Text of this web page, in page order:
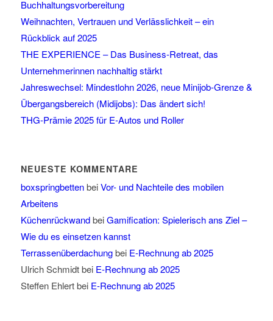
Buchhaltungsvorbereitung
Weihnachten, Vertrauen und Verlässlichkeit – ein
Rückblick auf 2025
THE EXPERIENCE – Das Business-Retreat, das
Unternehmerinnen nachhaltig stärkt
Jahreswechsel: Mindestlohn 2026, neue Minijob-Grenze &
Übergangsbereich (Midijobs): Das ändert sich!
THG-Prämie 2025 für E-Autos und Roller
NEUESTE KOMMENTARE
boxspringbettenbeiVor- und Nachteile des mobilen
Arbeitens
KüchenrückwandbeiGamification: Spielerisch ans Ziel –
Wie du es einsetzen kannst
Terrassenüberdachungbei E-Rechnung ab 2025
Ulrich Schmidtbei E-Rechnung ab 2025
Steffen Ehlertbei E-Rechnung ab 2025